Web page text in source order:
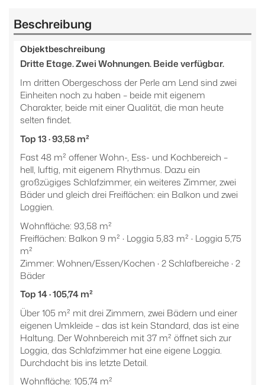
Beschreibung
Objektbeschreibung
Dritte Etage. Zwei Wohnungen. Beide verfügbar.
Im dritten Obergeschoss der Perle am Lend sind zwei
Einheiten noch zu haben – beide mit eigenem
Charakter, beide mit einer Qualität, die man heute
selten findet.
Top 13 · 93,58 m²
Fast 48 m² offener Wohn-, Ess- und Kochbereich –
hell, luftig, mit eigenem Rhythmus. Dazu ein
großzügiges Schlafzimmer, ein weiteres Zimmer, zwei
Bäder und gleich drei Freiflächen: ein Balkon und zwei
Loggien.
Wohnfläche: 93,58 m²
Freiflächen: Balkon 9 m² · Loggia 5,83 m² · Loggia 5,75
m²
Zimmer: Wohnen/Essen/Kochen · 2 Schlafbereiche · 2
Bäder
Top 14 · 105,74 m²
Über 105 m² mit drei Zimmern, zwei Bädern und einer
eigenen Umkleide – das ist kein Standard, das ist eine
Haltung. Der Wohnbereich mit 37 m² öffnet sich zur
Loggia, das Schlafzimmer hat eine eigene Loggia.
Durchdacht bis ins letzte Detail.
Wohnfläche: 105,74 m²